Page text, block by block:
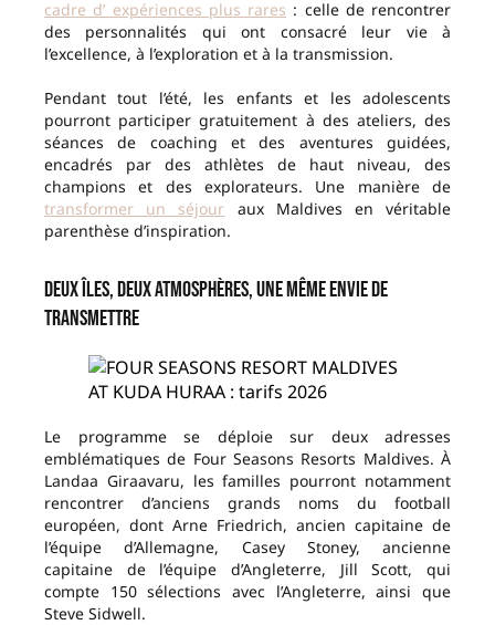
cadre d’ expériences plus rares : celle de rencontrer
des personnalités qui ont consacré leur vie à
l’excellence, à l’exploration et à la transmission.
Pendant tout l’été, les enfants et les adolescents
pourront participer gratuitement à des ateliers, des
séances de coaching et des aventures guidées,
encadrés par des athlètes de haut niveau, des
champions et des explorateurs. Une manière de
transformer un séjour aux Maldives en véritable
parenthèse d’inspiration.
Deux îles, deux atmosphères, une même envie de
transmettre
Le programme se déploie sur deux adresses
emblématiques de Four Seasons Resorts Maldives. À
Landaa Giraavaru, les familles pourront notamment
rencontrer d’anciens grands noms du football
européen, dont Arne Friedrich, ancien capitaine de
l’équipe d’Allemagne, Casey Stoney, ancienne
capitaine de l’équipe d’Angleterre, Jill Scott, qui
compte 150 sélections avec l’Angleterre, ainsi que
Steve Sidwell.